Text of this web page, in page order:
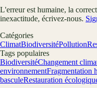
L'erreur est humaine, la
inexactitude, écrivez-nous.
Catégories
ClimatBiodiversitéPollution
Tags populaires
BiodiversitéChangement
environnementFragmentation
basculeRestauration